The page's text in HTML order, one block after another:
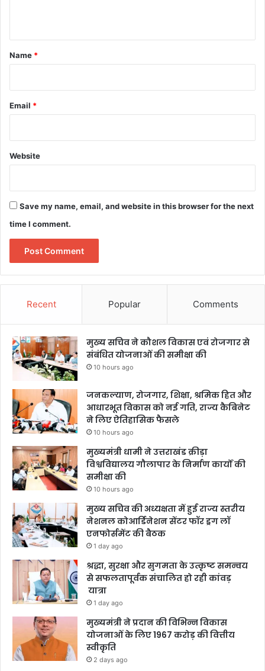
*
Name *
Email *
Website
Save my name, email, and website in this browser for the next
time I comment.
Recent Popular Comments
मुख्य सचिव ने कौशल विकास एवं रोजगार से
संबंधित योजनाओं की समीक्षा की
10 hours ago
जनकल्याण, रोजगार, शिक्षा, श्रमिक हित और
आधारभूत विकास को नई गति, राज्य कैबिनेट
ने लिए ऐतिहासिक फैसले
10 hours ago
मुख्यमंत्री धामी ने उत्तराखंड क्रीड़ा
विश्वविद्यालय गौलापार के निर्माण कार्यों की
समीक्षा की
10 hours ago
मुख्य सचिव की अध्यक्षता में हुई राज्य स्तरीय
नेशनल कोआर्डिनेशन सेंटर फॉर ड्रग लॉ
एनफोर्समेंट की बैठक
1 day ago
श्रद्धा, सुरक्षा और सुगमता के उत्कृष्ट समन्वय
से सफलतापूर्वक संचालित हो रही कांवड़
यात्रा
1 day ago
मुख्यमंत्री ने प्रदान की विभिन्न विकास
योजनाओं के लिए 1967 करोड़ की वित्तीय
स्वीकृति
2 days ago